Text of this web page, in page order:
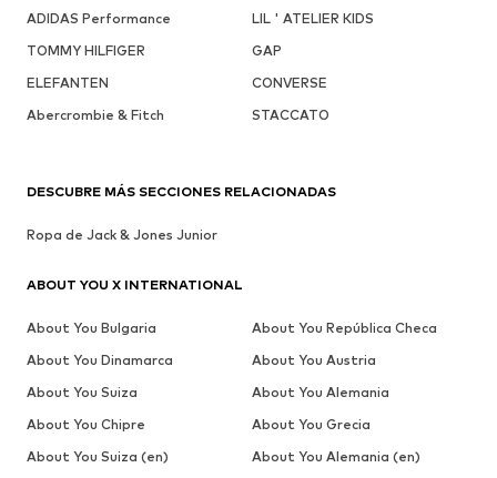
ADIDAS Performance
LIL ' ATELIER KIDS
TOMMY HILFIGER
GAP
ELEFANTEN
CONVERSE
Abercrombie & Fitch
STACCATO
DESCUBRE MÁS SECCIONES RELACIONADAS
Ropa de Jack & Jones Junior
ABOUT YOU X INTERNATIONAL
About You Bulgaria
About You República Checa
About You Dinamarca
About You Austria
About You Suiza
About You Alemania
About You Chipre
About You Grecia
About You Suiza (en)
About You Alemania (en)